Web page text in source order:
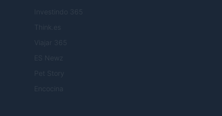
Investindo 365
Think.es
Viajar 365
ES Newz
Pet Story
Encocina